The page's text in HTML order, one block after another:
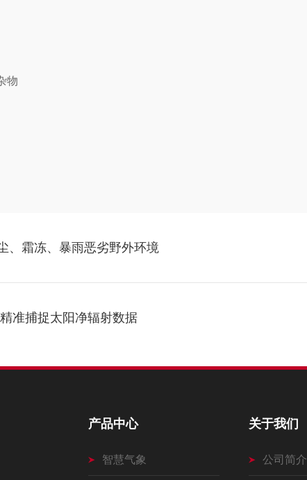
物
、霜冻、暴雨恶劣野外环境
准捕捉太阳净辐射数据
产品中心
智慧气象
关于我们
公司简介